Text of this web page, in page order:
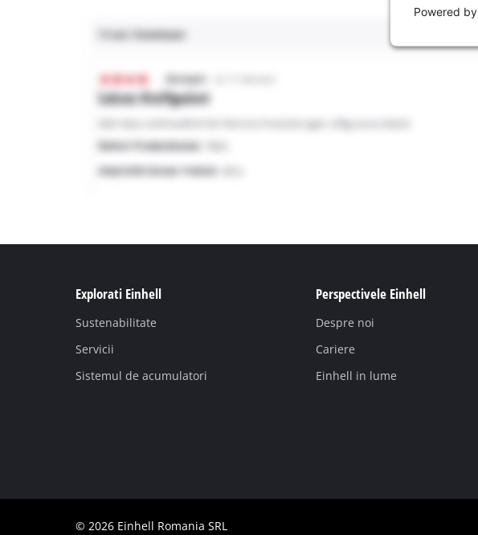
Powered by
Explorati Einhell
Sustenabilitate
Servicii
Sistemul de acumulatori
Perspectivele Einhell
Despre noi
Cariere
Einhell in lume
© 2026 Einhell Romania SRL